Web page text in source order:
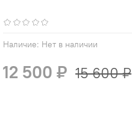
Наличие: Нет в наличии
12 500 ₽ 15 600 ₽